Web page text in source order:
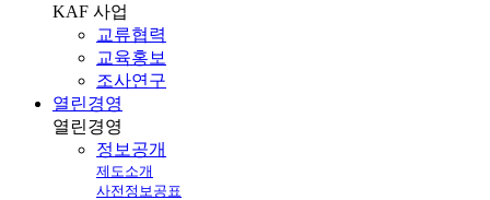
KAF 사업
교류협력
교육홍보
조사연구
열린경영
열린경영
정보공개
제도소개
사전정보공표